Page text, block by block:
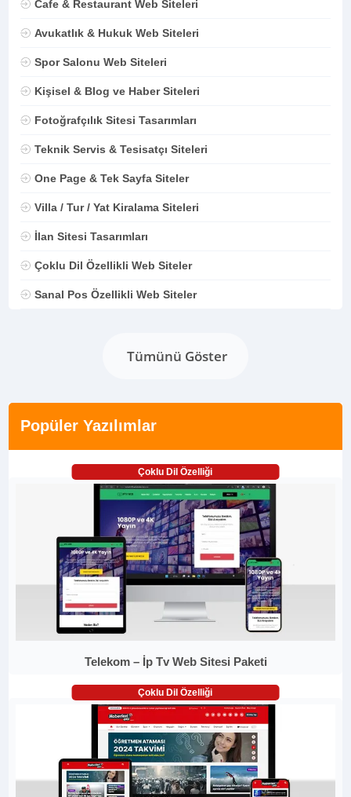
Cafe & Restaurant Web Siteleri
Avukatlık & Hukuk Web Siteleri
Spor Salonu Web Siteleri
Kişisel & Blog ve Haber Siteleri
Fotoğrafçılık Sitesi Tasarımları
Teknik Servis & Tesisatçı Siteleri
One Page & Tek Sayfa Siteler
Villa / Tur / Yat Kiralama Siteleri
İlan Sitesi Tasarımları
Çoklu Dil Özellikli Web Siteler
Sanal Pos Özellikli Web Siteler
Tümünü Göster
Popüler Yazılımlar
Çoklu Dil Özelliği
Telekom – İp Tv Web Sitesi Paketi
Çoklu Dil Özelliği